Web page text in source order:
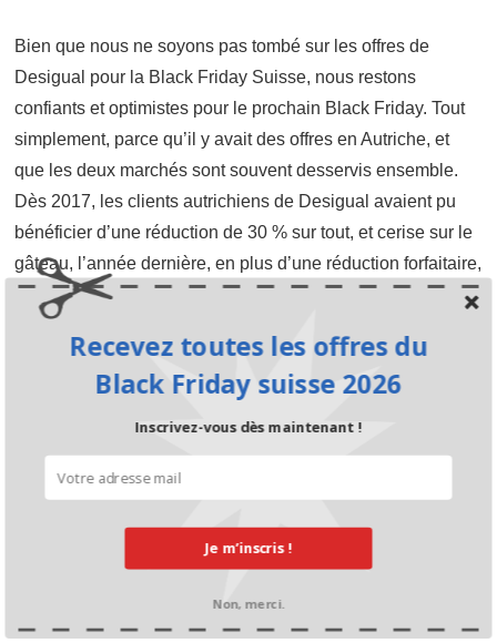
Bien que nous ne soyons pas tombé sur les offres de
Desigual pour la Black Friday Suisse, nous restons
confiants et optimistes pour le prochain Black Friday. Tout
simplement, parce qu’il y avait des offres en Autriche, et
que les deux marchés sont souvent desservis ensemble.
Dès 2017, les clients autrichiens de Desigual avaient pu
bénéficier d’une réduction de 30 % sur tout, et cerise sur le
gâteau, l’année dernière, en plus d’une réduction forfaitaire,
certains articles étaient disponibles à un prix spécial.
Malheureusement, nous ignorons le taux du pourcentage.
Je m’inscris !
Recevez toutes les offres du
Black Friday suisse 2026
Inscrivez-vous dès maintenant !
Non, merci.